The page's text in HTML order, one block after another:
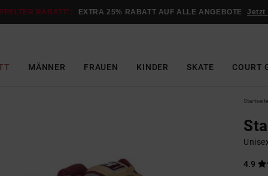
RABATT*: EXTRA 25% RABATT AUF ALLE ANGEBOTE Jetzt
MÄNNER FRAUEN KINDER SKATE COURT
4.9